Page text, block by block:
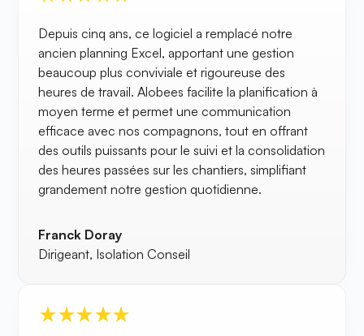
Depuis cinq ans, ce logiciel a remplacé notre
ancien planning Excel, apportant une gestion
beaucoup plus conviviale et rigoureuse des
heures de travail. Alobees facilite la planification à
moyen terme et permet une communication
efficace avec nos compagnons, tout en offrant
des outils puissants pour le suivi et la consolidation
des heures passées sur les chantiers, simplifiant
grandement notre gestion quotidienne.
Franck Doray
Dirigeant, Isolation Conseil